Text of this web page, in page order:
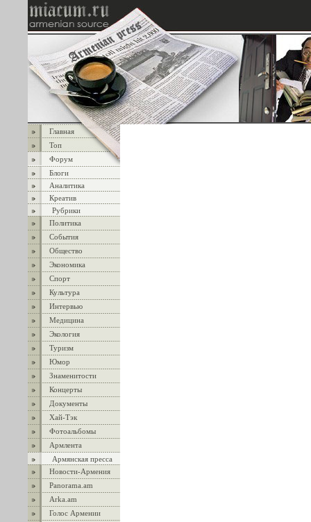
Главная
Топ
Форум
Блоги
Аналитика
Креатив
Рубрики
Политика
События
Общество
Экономика
Спорт
Культура
Интервью
Медицина
Экология
Туризм
Юмор
Знаменитости
Концерты
Документы
Хай-Тэк
Фотоальбомы
Армлента
Армянская пресса
Новости-Армения
Panorama.am
Arka.am
Голос Армении